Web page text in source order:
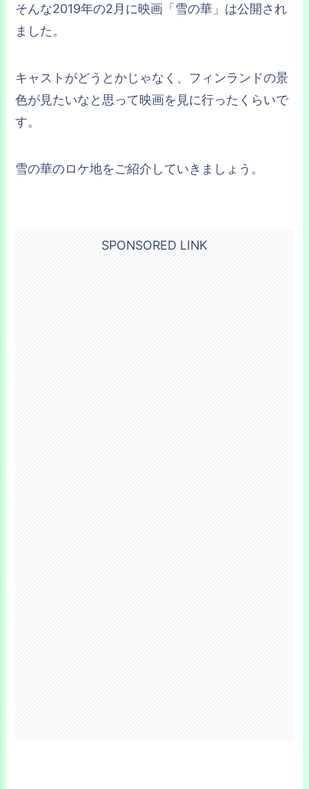
そんな2019年の2月に映画「雪の華」は公開され
ました。
キャストがどうとかじゃなく、フィンランドの景
色が見たいなと思って映画を見に行ったくらいで
す。
雪の華のロケ地をご紹介していきましょう。
SPONSORED LINK